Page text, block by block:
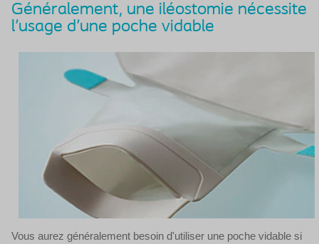
Généralement, une iléostomie nécessite
l'usage d'une poche vidable
Vous aurez généralement besoin d'utiliser une poche vidable si